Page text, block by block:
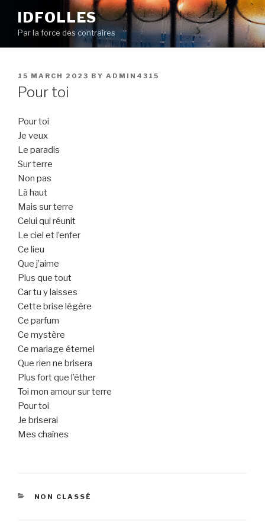
content
IDFOLLES
Par la force des contraires
POSTED
ON
15 MARCH 2023 BY ADMIN4315
Pour toi
Pour toi
Je veux
Le paradis
Sur terre
Non pas
Là haut
Mais sur terre
Celui qui réunit
Le ciel et l’enfer
Ce lieu
Que j’aime
Plus que tout
Car tu y laisses
Cette brise légère
Ce parfum
Ce mystère
Ce mariage éternel
Que rien ne brisera
Plus fort que l’éther
Toi mon amour sur terre
Pour toi
Je briserai
Mes chaînes
CATEGORIES
NON CLASSÉ